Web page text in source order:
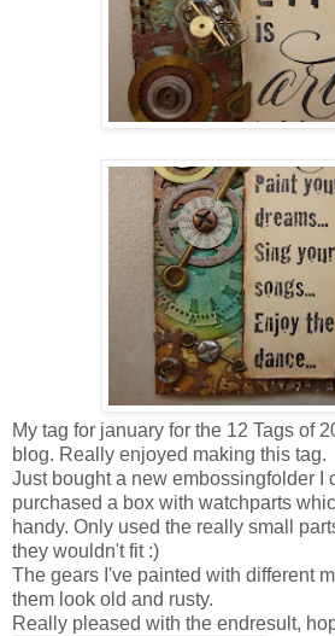
My tag for january for the 12 Tags of
blog. Really enjoyed making this tag.
Just bought a new embossingfolder I
purchased a box with watchparts
handy. Only used the really small
they wouldn't fit :)
The gears I've painted with different
them look old and rusty.
Really pleased with the endresult,